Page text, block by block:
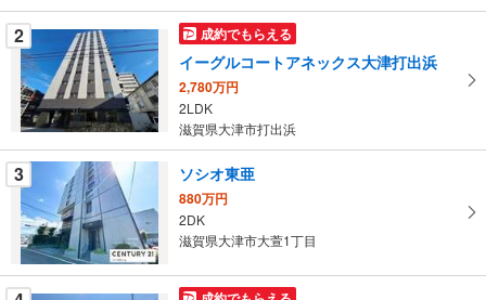
件
を
マ
イ
ペ
ー
ジ
に
保
存
す
る
2 成約でもらえる
イーグルコートアネックス大津打出浜
2,780万円
2LDK
滋賀県大津市打出浜
3 ソシオ東亜
880万円
2DK
滋賀県大津市大萱1丁目